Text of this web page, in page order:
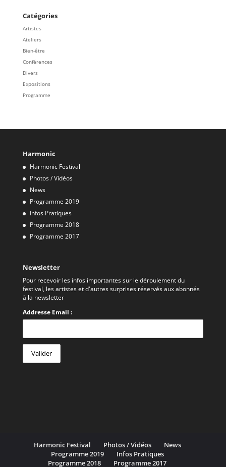
Catégories
Artistes
Ateliers
Bien-être
Conférences
Divers
Expositions
Programme
Harmonic
Harmonic Festival
Photos / Vidéos
News
Programme 2019
Infos Pratiques
Programme 2018
Programme 2017
Newsletter
Pour recevoir les infos importantes sur le déroulement du
festival, les artistes et d'autres surprises réservés aux abonnés
à la newsletter
Addresse Email :
Harmonic Festival Photos / Vidéos
News
Programme 2019
Infos Pratiques
Programme 2018
Programme 2017